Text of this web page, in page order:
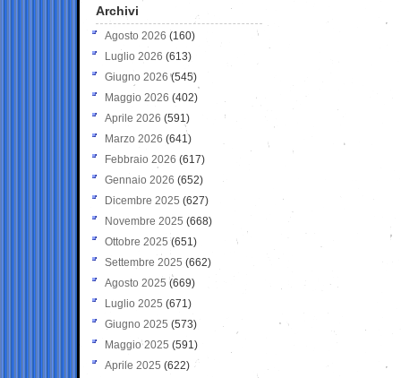
Archivi
Agosto 2026 (160)
Luglio 2026 (613)
Giugno 2026 (545)
Maggio 2026 (402)
Aprile 2026 (591)
Marzo 2026 (641)
Febbraio 2026 (617)
Gennaio 2026 (652)
Dicembre 2025 (627)
Novembre 2025 (668)
Ottobre 2025 (651)
Settembre 2025 (662)
Agosto 2025 (669)
Luglio 2025 (671)
Giugno 2025 (573)
Maggio 2025 (591)
Aprile 2025 (622)